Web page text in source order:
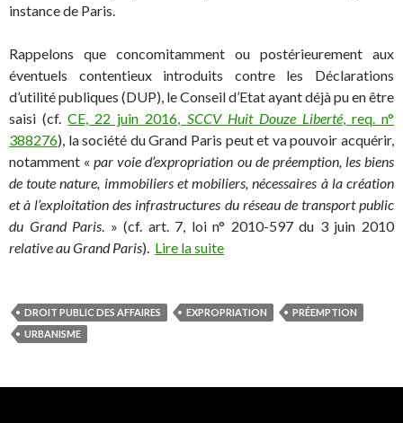
instance de Paris.
Rappelons que concomitamment ou postérieurement aux
éventuels contentieux introduits contre les Déclarations
d’utilité publiques (DUP), le Conseil d’Etat ayant déjà pu en être
saisi (cf.CE, 22 juin 2016, SCCV Huit Douze Liberté, req. n°
388276), la société du Grand Paris peut et va pouvoir acquérir,
notamment «par voie d’expropriation ou de préemption, les biens
de toute nature, immobiliers et mobiliers, nécessaires à la création
et à l’exploitation des infrastructures du réseau de transport public
du Grand Paris. » (cf. art. 7, loi n° 2010-597 du 3 juin 2010
relative au Grand Paris). Lire la suite
DROIT PUBLIC DES AFFAIRES EXPROPRIATION
PRÉEMPTION
URBANISME